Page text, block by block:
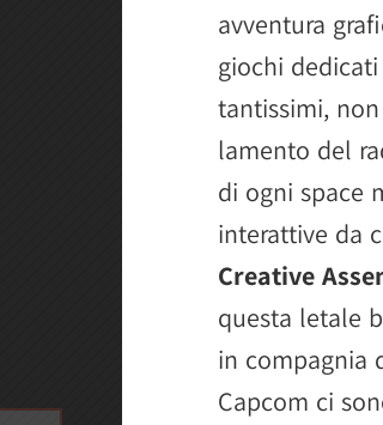
avventura
giochi
tantissimi,
lamento del
di ogni space
interattive da
Creative
questa letale
in compagnia
Capcom ci